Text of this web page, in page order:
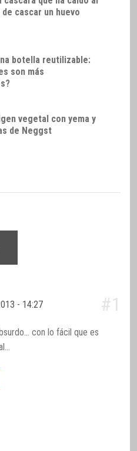
cascar un huevo
botella reutilizable:
son más
vegetal con yema y
de Neggst
- 14:27 #1
con lo fácil que es